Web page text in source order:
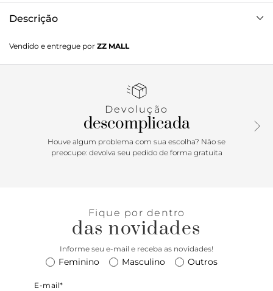
Descrição
praticidade. O bico redondo traz um toque clássico,
enquanto o ajuste do cano por amarração garante um fit
aparente e o salto bloco baixo oferecem o conforto ideal
Vendido e entregue por ZZ MALL
Devolução
descomplicada
Houve algum problema com sua escolha? Não se
preocupe: devolva seu pedido de forma gratuita
Fique por dentro
das novidades
Informe seu e-mail e receba as novidades!
Feminino Masculino Outros
E-mail*